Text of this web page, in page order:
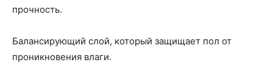
прочность.
Балансирующий слой, который защищает пол от
проникновения влаги.